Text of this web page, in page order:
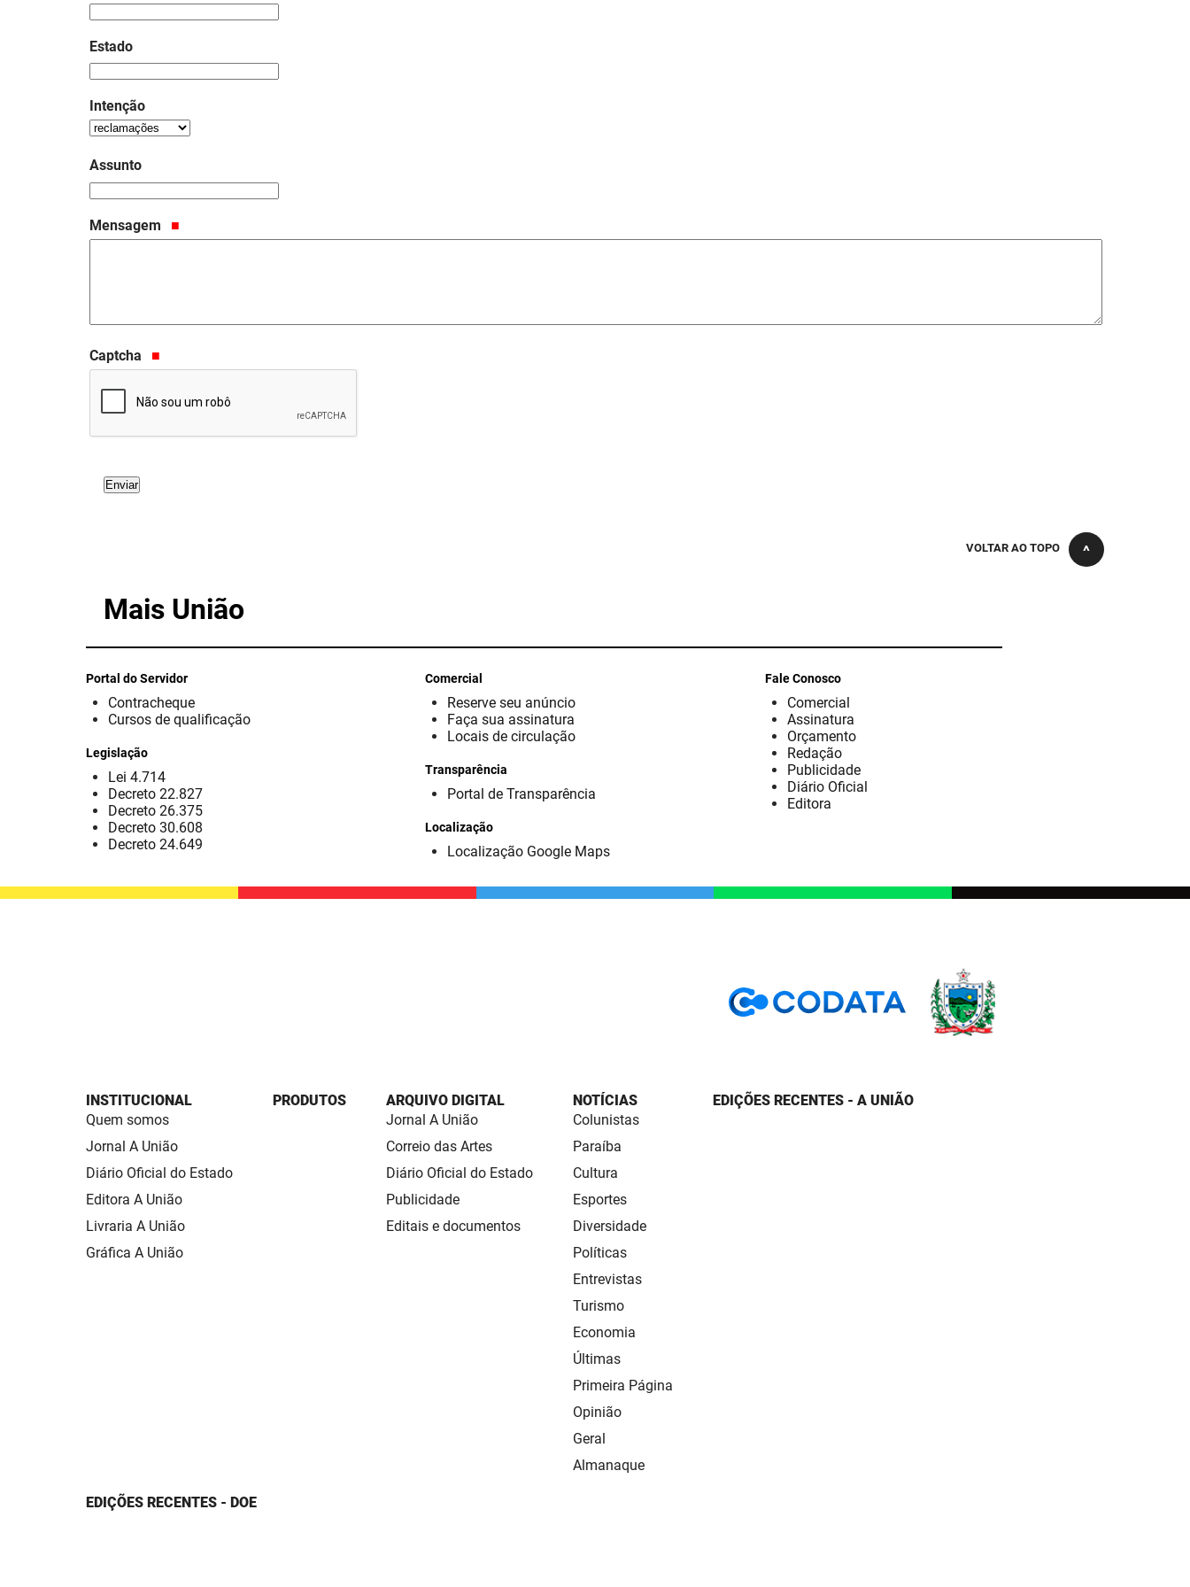
Estado
Intenção
Assunto
Mensagem
Captcha
VOLTAR AO TOPO
Mais União
Portal do Servidor
Contracheque
Cursos de qualificação
Legislação
Lei 4.714
Decreto 22.827
Decreto 26.375
Decreto 30.608
Decreto 24.649
Comercial
Reserve seu anúncio
Faça sua assinatura
Locais de circulação
Transparência
Portal de Transparência
Localização
Localização Google Maps
Fale Conosco
Comercial
Assinatura
Orçamento
Redação
Publicidade
Diário Oficial
Editora
INSTITUCIONAL
Quem somos
Jornal A União
Diário Oficial do Estado
Editora A União
Livraria A União
Gráfica A União
PRODUTOS
ARQUIVO DIGITAL
Jornal A União
Correio das Artes
Diário Oficial do Estado
Publicidade
Editais e documentos
NOTÍCIAS
Colunistas
Paraíba
Cultura
Esportes
Diversidade
Políticas
Entrevistas
Turismo
Economia
Últimas
Primeira Página
Opinião
Geral
Almanaque
EDIÇÕES RECENTES - A UNIÃO
EDIÇÕES RECENTES - DOE